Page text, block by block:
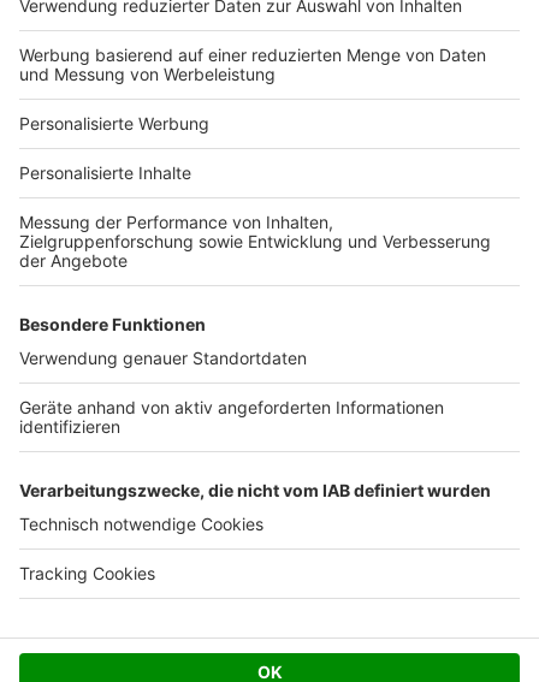
Hausanbieter-Suche
Bauprojekt-Profil
Für Unternehmen
Ihre Baufirma auf bauen.de
Kostenloses Infogespräch